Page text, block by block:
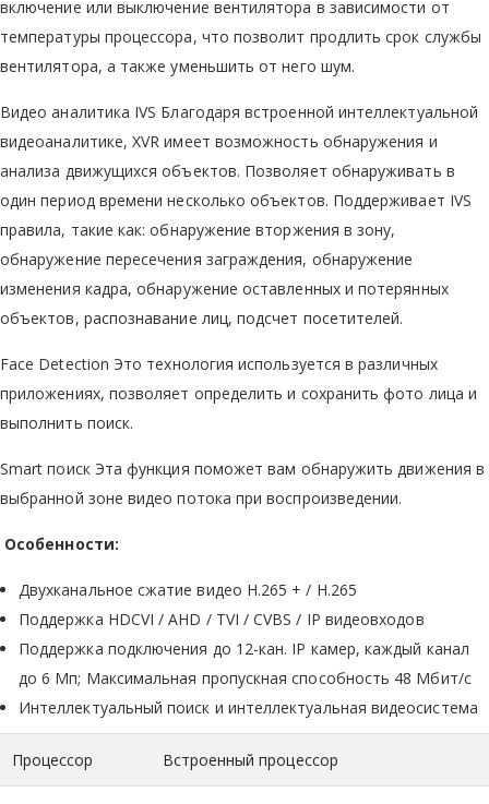
включение или выключение вентилятора в зависимости от
температуры процессора, что позволит продлить срок службы
вентилятора, а также уменьшить от него шум.
Видео аналитика IVS Благодаря встроенной интеллектуальной
видеоаналитике, XVR имеет возможность обнаружения и
анализа движущихся объектов. Позволяет обнаруживать в
один период времени несколько объектов. Поддерживает IVS
правила, такие как: обнаружение вторжения в зону,
обнаружение пересечения заграждения, обнаружение
изменения кадра, обнаружение оставленных и потерянных
объектов, распознавание лиц, подсчет посетителей.
Face Detection Это технология используется в различных
приложениях, позволяет определить и сохранить фото лица и
выполнить поиск.
Smart поиск Эта функция поможет вам обнаружить движения в
выбранной зоне видео потока при воспроизведении.
Особенности:
Двухканальное сжатие видео H.265 + / H.265
Поддержка HDCVI / AHD / TVI / CVBS / IP видеовходов
Поддержка подключения до 12-кан. IP камер, каждый канал
до 6 Мп; Максимальная пропускная способность 48 Мбит/с
Интеллектуальный поиск и интеллектуальная видеосистема
Процессор Встроенный процессор